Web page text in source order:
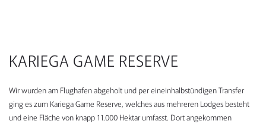
KARIEGA GAME RESERVE
Wir wurden am Flughafen abgeholt und per eineinhalbstündigen Transfer
ging es zum Kariega Game Reserve, welches aus mehreren Lodges besteht
und eine Fläche von knapp 11.000 Hektar umfasst. Dort angekommen